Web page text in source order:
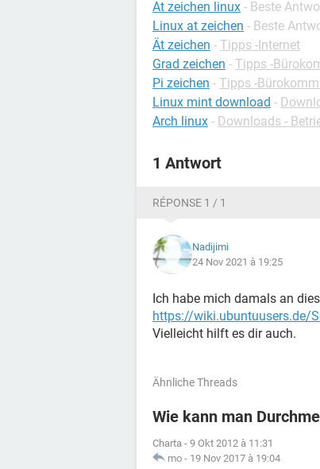
At zeichen linux - Beste
Linux at zeichen - Beste
Ät zeichen - Tipps -Internet
Grad zeichen - Tipps -
Pi zeichen - Tipps -
Linux mint download -
Arch linux - Downloads -
1 Antwort
RÉPONSE 1 / 1
Nadijimi
24 Nov 2021 à 19:25
Ich habe mich damals an
https://wiki.ubuntuusers.de/
Vielleicht hilft es dir auch.
Ähnliche Threads
Wie kann man
Charta - 9 Okt 2012 à 11:31
mo - 19 Nov 2017 à 19:04